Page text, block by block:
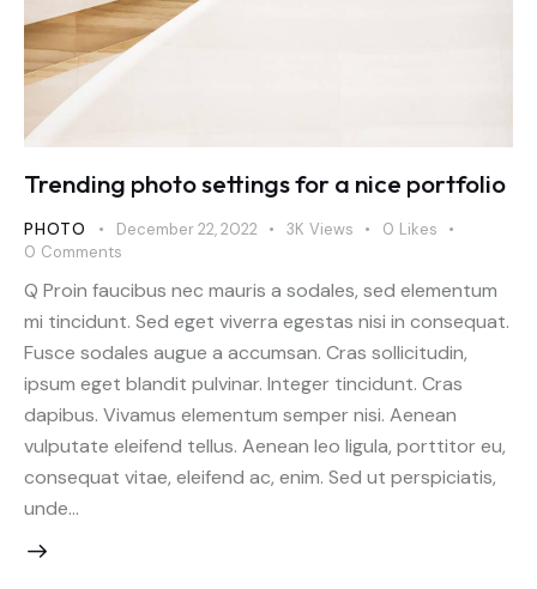
Trending photo settings for a nice portfolio
PHOTO December 22, 2022 3K Views 0 Likes
0 Comments
Q Proin faucibus nec mauris a sodales, sed elementum
mi tincidunt. Sed eget viverra egestas nisi in consequat.
Fusce sodales augue a accumsan. Cras sollicitudin,
ipsum eget blandit pulvinar. Integer tincidunt. Cras
dapibus. Vivamus elementum semper nisi. Aenean
vulputate eleifend tellus. Aenean leo ligula, porttitor eu,
consequat vitae, eleifend ac, enim. Sed ut perspiciatis,
unde…